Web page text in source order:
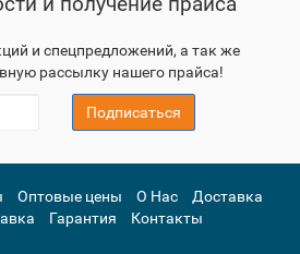
и спецпредложений, а так же
рассылку нашего прайса!
Подписаться
Оптовые цены О Нас
Доставка
Гарантия Контакты